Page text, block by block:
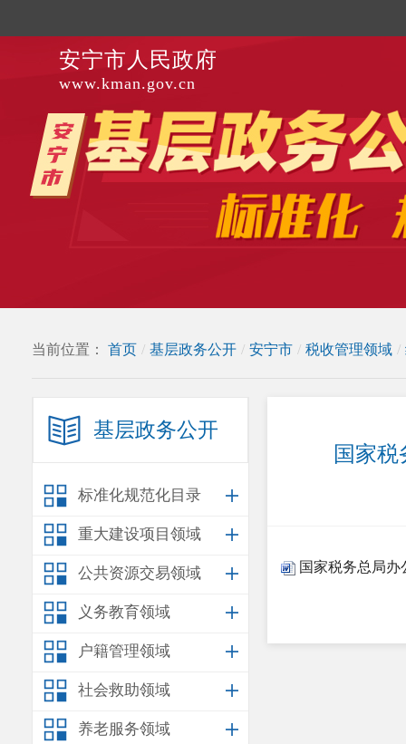
安宁市人民政府
www.kman.gov.cn
当前位置： 首页 / 基层政务公开 / 安宁市 / 税收管理领域 /
基层政务公开
标准化规范化目录
重大建设项目领域
公共资源交易领域
义务教育领域
户籍管理领域
社会救助领域
养老服务领域
国家
国家税务总局办